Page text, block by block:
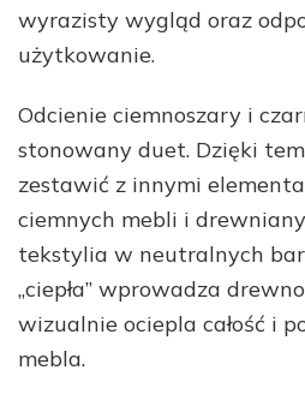
wyrazisty wygląd oraz
użytkowanie.
Odcienie ciemnoszary i
stonowany duet. Dzięki
zestawić z innymi
ciemnych mebli i
tekstylia w neutralnych
„ciepła” wprowadza
wizualnie ociepla całość i
mebla.